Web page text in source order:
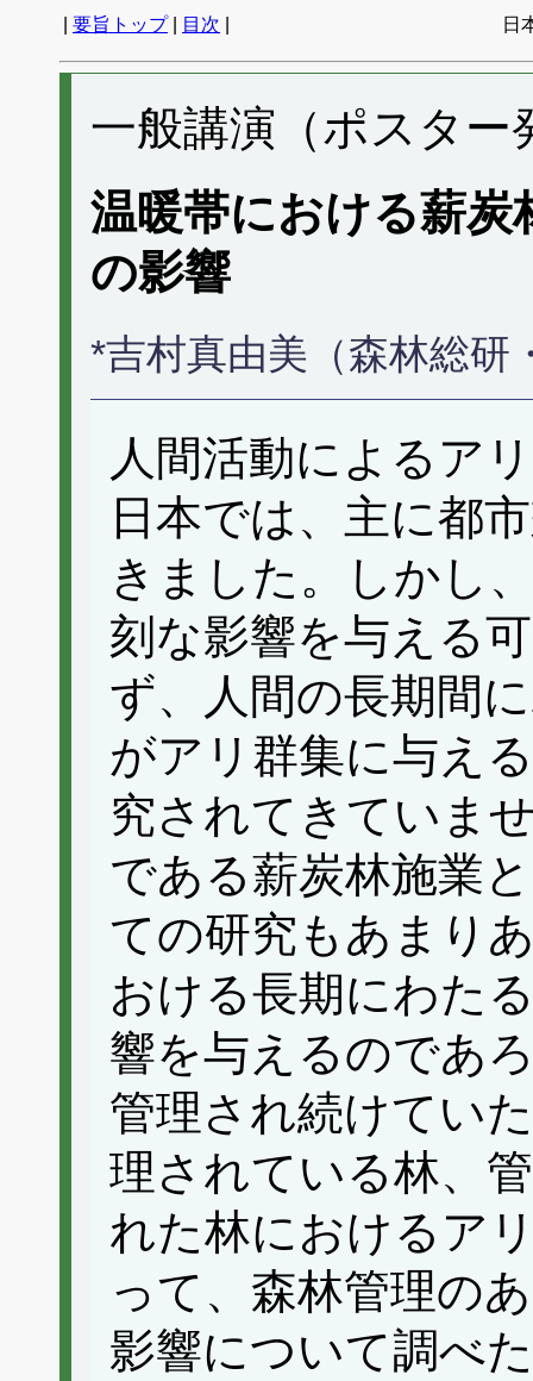
要旨トップ| 目次 日
一般講演（ポスター
温暖帯における薪炭
の影響
*吉村真由美（森林総研
人間活動によるア
日本では、主に都
きました。しかし
刻な影響を与える
ず、人間の長期間
がアリ群集に与え
究されてきていま
である薪炭林施業
ての研究もあまり
おける長期にわた
響を与えるのであ
管理され続けてい
理されている林、
れた林におけるア
って、森林管理の
影響について調べ